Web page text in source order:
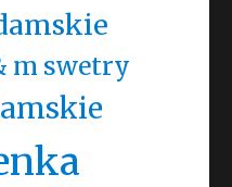
m swetry